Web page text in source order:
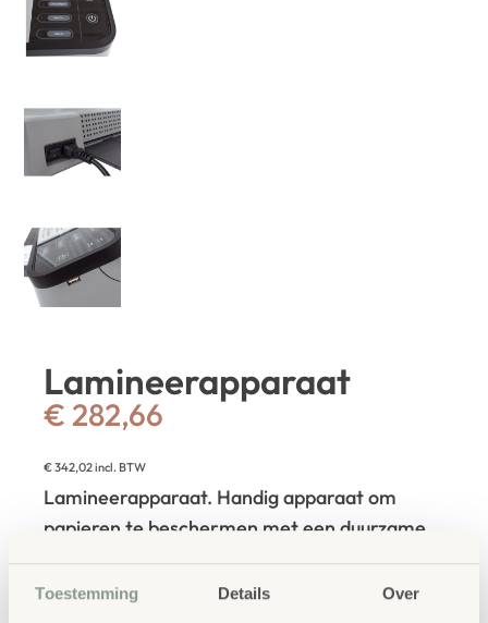
Toestemming Details Over
Lamineerapparaat
€ 282,66
€342,02incl. BTW
Lamineerapparaat. Handig apparaat om
papieren te beschermen met een duurzame,
glanzende lamineerlaag.